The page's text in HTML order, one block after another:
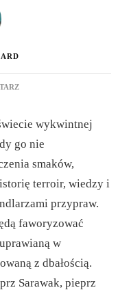
DO
WYBRAĆ,
UŚWIETNIĆ
ELEGANCKĄ
STOŁU?
wykwintnej
go nie
smaków,
terroir, wiedzy i
przypraw.
faworyzować
w
z dbałością.
Sarawak, pieprz